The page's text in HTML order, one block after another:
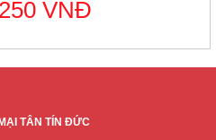
VNĐ
TÂN TÍN ĐỨC